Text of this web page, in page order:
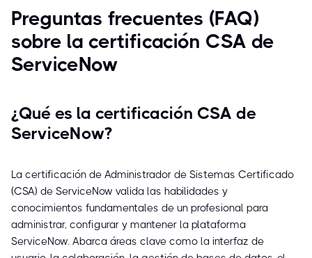
Preguntas frecuentes (FAQ)
sobre la certificación CSA de
ServiceNow
¿Qué es la certificación CSA de
ServiceNow?
La certificación de Administrador de Sistemas Certificado
(CSA) de ServiceNow valida las habilidades y
conocimientos fundamentales de un profesional para
administrar, configurar y mantener la plataforma
ServiceNow. Abarca áreas clave como la interfaz de